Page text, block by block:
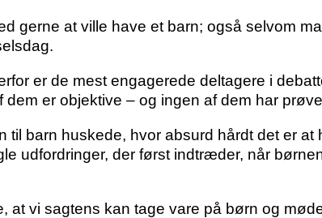
gerne at ville have et barn; også selvom
er de mest engagerede deltagere i
dem er objektive – og ingen af dem har
til barn huskede, hvor absurd hårdt det er
udfordringer, der først indtræder, når
at vi sagtens kan tage vare på børn og